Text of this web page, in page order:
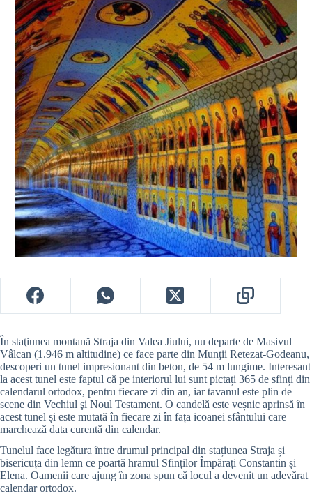
În staţiunea montană Straja din Valea Jiului, nu departe de Masivul
Vâlcan (1.946 m altitudine) ce face parte din Munţii Retezat-Godeanu,
descoperi un tunel impresionant din beton, de 54 m lungime. Interesant
la acest tunel este faptul că pe interiorul lui sunt pictați 365 de sfinți din
calendarul ortodox, pentru fiecare zi din an, iar tavanul este plin de
scene din Vechiul şi Noul Testament. O candelă este veșnic aprinsă în
acest tunel și este mutată în fiecare zi în fața icoanei sfântului care
marchează data curentă din calendar.
Tunelul face legătura între drumul principal din stațiunea Straja și
bisericuța din lemn ce poartă hramul Sfinților Împărați Constantin și
Elena. Oamenii care ajung în zona spun că locul a devenit un adevărat
calendar ortodox.